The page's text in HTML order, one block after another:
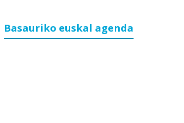
Basauriko euskal agenda